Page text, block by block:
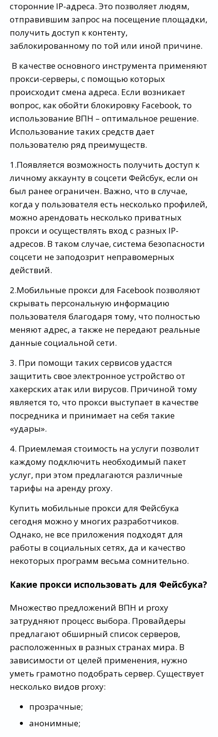
сторонние IP-адреса. Это позволяет людям,
отправившим запрос на посещение площадки,
получить доступ к контенту,
заблокированному по той или иной причине.
В качестве основного инструмента применяют
прокси-серверы, с помощью которых
происходит смена адреса. Если возникает
вопрос, как обойти блокировку Facebook, то
использование ВПН – оптимальное решение.
Использование таких средств дает
пользователю ряд преимуществ.
1.Появляется возможность получить доступ к
личному аккаунту в соцсети Фейсбук, если он
был ранее ограничен. Важно, что в случае,
когда у пользователя есть несколько профилей,
можно арендовать несколько приватных
прокси и осуществлять вход с разных IP-
адресов. В таком случае, система безопасности
соцсети не заподозрит неправомерных
действий.
2.Мобильные прокси для Facebook позволяют
скрывать персональную информацию
пользователя благодаря тому, что полностью
меняют адрес, а также не передают реальные
данные социальной сети.
3. При помощи таких сервисов удастся
защитить свое электронное устройство от
хакерских атак или вирусов. Причиной тому
является то, что прокси выступает в качестве
посредника и принимает на себя такие
«удары».
4. Приемлемая стоимость на услуги позволит
каждому подключить необходимый пакет
услуг, при этом предлагаются различные
тарифы на аренду proxy.
Купить мобильные прокси для Фейсбука
сегодня можно у многих разработчиков.
Однако, не все приложения подходят для
работы в социальных сетях, да и качество
некоторых программ весьма сомнительно.
Какие прокси использовать для Фейсбука?
Множество предложений ВПН и proxy
затрудняют процесс выбора. Провайдеры
предлагают обширный список серверов,
расположенных в разных странах мира. В
зависимости от целей применения, нужно
уметь грамотно подобрать сервер. Существует
несколько видов proxy:
прозрачные;
анонимные;